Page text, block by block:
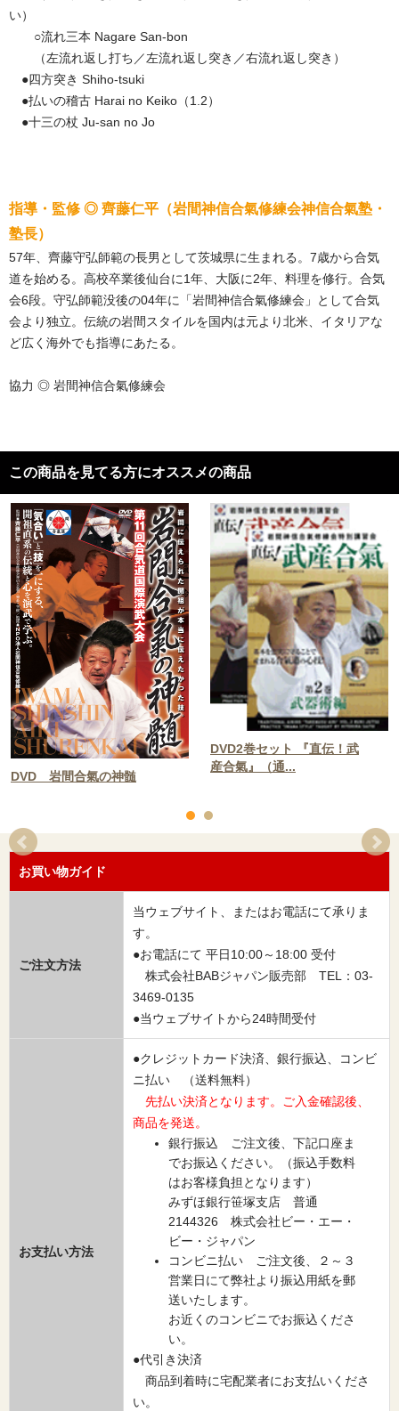
い）
○流れ三本 Nagare San-bon
（左流れ返し打ち／左流れ返し突き／右流れ返し突き）
●四方突き Shiho-tsuki
●払いの稽古 Harai no Keiko（1.2）
●十三の杖 Ju-san no Jo
指導・監修 ◎ 齊藤仁平（岩間神信合氣修練会神信合氣塾・
塾長）
57年、齊藤守弘師範の長男として茨城県に生まれる。7歳から合気
道を始める。高校卒業後仙台に1年、大阪に2年、料理を修行。合気
会6段。守弘師範没後の04年に「岩間神信合氣修練会」として合気
会より独立。伝統の岩間スタイルを国内は元より北米、イタリアな
ど広く海外でも指導にあたる。
協力 ◎ 岩間神信合氣修練会
この商品を見てる方にオススメの商品
DVD 岩間合氣の神髄
DVD2巻セット 『直伝！武
産合氣』（通...
お買い物ガイド
ご注文方法
当ウェブサイト、またはお電話にて承りま
す。
●お電話にて 平日10:00～18:00 受付
株式会社BABジャパン販売部 TEL：03-
3469-0135
●当ウェブサイトから24時間受付
お支払い方法
●クレジットカード決済、銀行振込、コンビ
ニ払い （送料無料）
先払い決済となります。ご入金確認後、
商品を発送。
銀行振込 ご注文後、下記口座ま
でお振込ください。（振込手数料
はお客様負担となります）
みずほ銀行笹塚支店 普通
2144326 株式会社ビー・エー・
ビー・ジャパン
コンビニ払い ご注文後、２～３
営業日にて弊社より振込用紙を郵
送いたします。
お近くのコンビニでお振込くださ
い。
●代引き決済
商品到着時に宅配業者にお支払いくださ
い。